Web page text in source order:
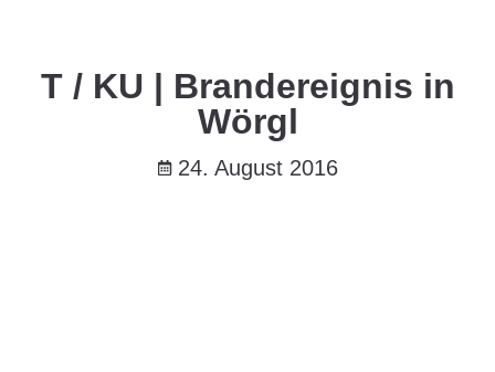
T / KU | Brandereignis in
Wörgl
24. August 2016